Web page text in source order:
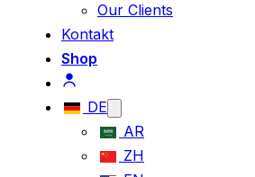
Our Clients
Kontakt
Shop
DE
AR
ZH